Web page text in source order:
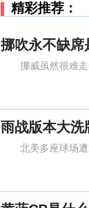
精彩推荐：
挪吹永不缺席
挪威虽然很难走
雨战版本大洗
北美多座球场遭